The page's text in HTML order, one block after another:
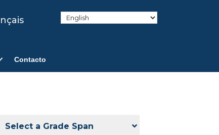
Contacto
Select a Grade Span